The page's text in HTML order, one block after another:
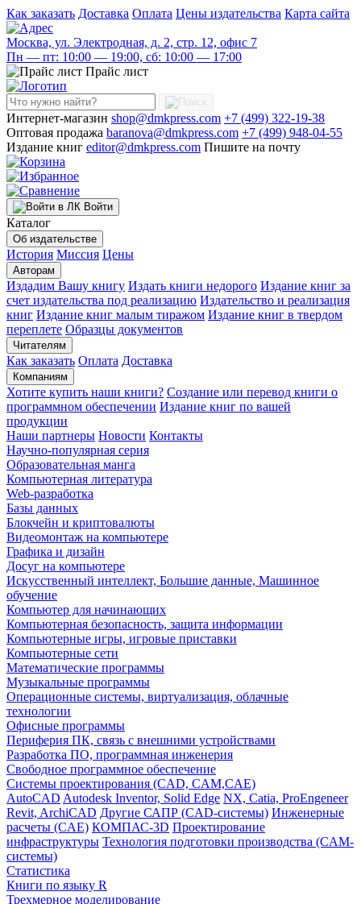
Как заказать Доставка Оплата Цены издательства Карта сайта
Москва, ул. Электродная, д. 2, стр. 12, офис 7
Пн — пт: 10:00 — 19:00, сб: 10:00 — 17:00
Прайс лист
Интернет-магазин shop@dmkpress.com +7 (499) 322-19-38
Оптовая продажа baranova@dmkpress.com +7 (499) 948-04-55
Издание книг editor@dmkpress.com Пишите на почту
Войти
Каталог
Об издательстве
История Миссия Цены
Авторам
Издадим Вашу книгу Издать книги недорого Издание книг за
счет издательства под реализацию Издательство и реализация
книг Издание книг малым тиражом Издание книг в твердом
переплете Образцы документов
Читателям
Как заказать Оплата Доставка
Компаниям
Хотите купить наши книги? Создание или перевод книги о
программном обеспечении Издание книг по вашей
продукции
Наши партнеры Новости Контакты
Научно-популярная серия
Образовательная манга
Компьютерная литература
Web-разработка
Базы данных
Блокчейн и криптовалюты
Видеомонтаж на компьютере
Графика и дизайн
Досуг на компьютере
Искусственный интеллект, Большие данные, Машинное
обучение
Компьютер для начинающих
Компьютерная безопасность, защита информации
Компьютерные игры, игровые приставки
Компьютерные сети
Математические программы
Музыкальные программы
Операционные системы, виртуализация, облачные
технологии
Офисные программы
Периферия ПК, связь с внешними устройствами
Разработка ПО, программная инженерия
Свободное программное обеспечение
Системы проектирования (CAD, CAM,CAE)
AutoCAD Autodesk Inventor, Solid Edge NX, Catia, ProEngeneer
Revit, ArchiCAD Другие САПР (CAD-системы) Инженерные
расчеты (CAE) КОМПАС-3D Проектирование
инфраструктуры Технология подготовки производства (CAM-
системы)
Статистика
Книги по языку R
Трехмерное моделирование